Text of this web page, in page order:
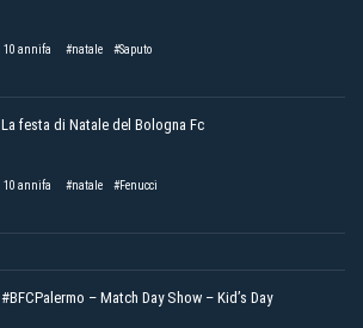
10 annifa #natale #Saputo
La festa di Natale del Bologna Fc
10 annifa #natale #Fenucci
#BFCPalermo – Match Day Show – Kid’s Day